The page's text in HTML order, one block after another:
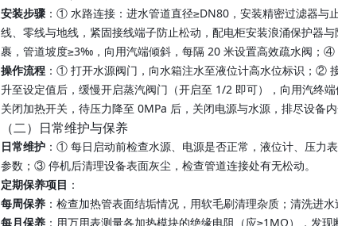
安装步骤 ：① 水路连接：进水管道直径≥DN80，安装精密过滤器
线、零线与地线，紧固接线端子防止松动，配电柜安装浪涌保护器
裹，管道坡度≥3‰，向用汽端倾斜，每隔 20 米设置高效疏水阀；④
操作流程 ：① 打开水源阀门，向水箱注水至液位计高水位标识；②
升至设定值后，缓慢开启蒸汽阀门（开启至 1/2 即可），向用汽
关闭加热开关，待压力降至 0MPa 后，关闭电源与水源，排尽设备
（二）日常维护与保养
日常维护 ：① 每日启动前检查水源、电源是否正常，液位计、压
参数；③ 停机后清理设备表面灰尘，检查管道连接处有无松动。
定期保养项目 ：
每周保养 ：检查加热管表面结垢情况，用软毛刷清理杂质；清洗进
每月保养 ：用万用表测量各加热模块的绝缘电阻（应≥1MΩ），发